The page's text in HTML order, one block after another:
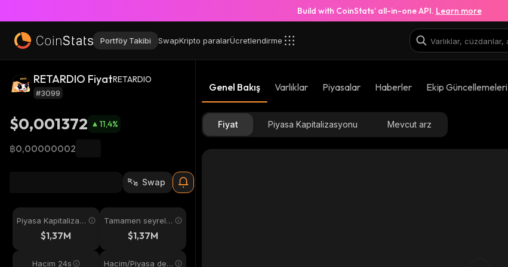
Build with CoinStats’ all-in-one API. Learn more
Portföy Takibi SwapKripto paralarÜcretlendirme
RETARDIO FiyatRETARDIO
#3099
$0,001372 11,4%
฿0,00000002
Swap
Piyasa Kapitalizas
$1,37M
Tamamen seyreltil
$1,37M
Hacim 24s Hacim/Piyasa değ
Genel Bakış Varlıklar Piyasalar Haberler Ekip Güncellemeleri
Fiyat Piyasa Kapitalizasyonu Mevcut arz